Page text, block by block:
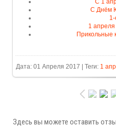
С 1
С Днём
1
Прикольные
Дата: 01 Апреля 2017 | Теги: 1
Здесь вы можете оставить